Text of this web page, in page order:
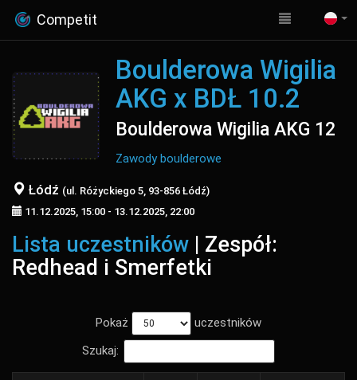
Competit
Boulderowa Wigilia
AKG x BDŁ 10.2
Boulderowa Wigilia AKG 12
Zawody boulderowe
Łódź (ul. Różyckiego 5, 93-856 Łódź)
11.12.2025, 15:00 - 13.12.2025, 22:00
Lista uczestników | Zespół:
Redhead i Smerfetki
Pokaż
uczestników
Szukaj: